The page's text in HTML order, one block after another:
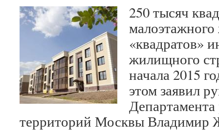
250 тысяч
«квадратов»
жилищного
начала 2015
этом заявил
территорий Москвы Владимир